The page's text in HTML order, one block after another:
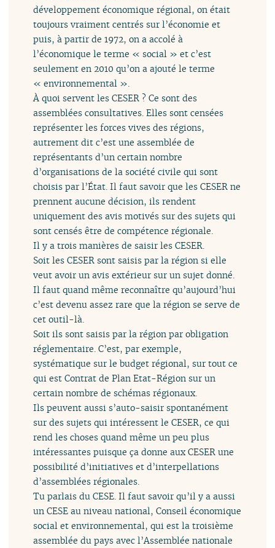
développement économique régional, on était
toujours vraiment centrés sur l’économie et
puis, à partir de 1972, on a accolé à
l’économique le terme « social » et c’est
seulement en 2010 qu’on a ajouté le terme
« environnemental ».
À quoi servent les CESER ? Ce sont des
assemblées consultatives. Elles sont censées
représenter les forces vives des régions,
autrement dit c’est une assemblée de
représentants d’un certain nombre
d’organisations de la société civile qui sont
choisis par l’État. Il faut savoir que les CESER ne
prennent aucune décision, ils rendent
uniquement des avis motivés sur des sujets qui
sont censés être de compétence régionale.
Il y a trois manières de saisir les CESER.
Soit les CESER sont saisis par la région si elle
veut avoir un avis extérieur sur un sujet donné.
Il faut quand même reconnaître qu’aujourd’hui
c’est devenu assez rare que la région se serve de
cet outil-là.
Soit ils sont saisis par la région par obligation
réglementaire. C’est, par exemple,
systématique sur le budget régional, sur tout ce
qui est Contrat de Plan Etat-Région sur un
certain nombre de schémas régionaux.
Ils peuvent aussi s’auto-saisir spontanément
sur des sujets qui intéressent le CESER, ce qui
rend les choses quand même un peu plus
intéressantes puisque ça donne aux CESER une
possibilité d’initiatives et d’interpellations
d’assemblées régionales.
Tu parlais du CESE. Il faut savoir qu’il y a aussi
un CESE au niveau national, Conseil économique
social et environnemental, qui est la troisième
assemblée du pays avec l’Assemblée nationale